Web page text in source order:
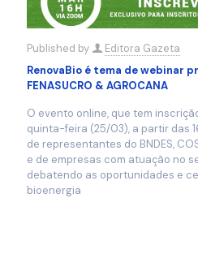
Published by
Editora Gazeta
RenovaBio é tema de webinar
FENASUCRO & AGROCANA
O evento online, que tem
quinta-feira (25/03), a partir das
de representantes do BNDES,
e de empresas com atuação no
debatendo as oportunidades e
bioenergia